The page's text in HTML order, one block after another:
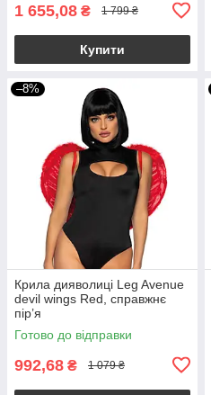
1 655,08 ₴ 1 799 ₴
Купити
–8%
Крила дияволиці Leg Avenue
devil wings Red, справжнє
пір’я
Готово до відправки
992,68 ₴ 1 079 ₴